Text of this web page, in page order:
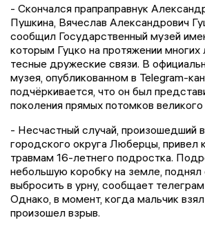
- Скончался прапраправнук
Пушкина, Вячеслав Александрович
сообщил Государственный музей
которым Гуцко на протяжении
тесные дружеские связи. В
музея, опубликованном в Telegram-
подчёркивается, что он был
поколения прямых потомков великого
- Несчастный случай, произошедший
городского округа Люберцы, привел
травмам 16-летнего подростка.
небольшую коробку на земле, поднял
выбросить в урну, сообщает
Однако, в момент, когда мальчик
произошел взрыв.